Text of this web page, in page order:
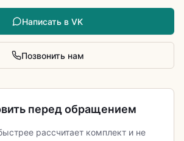
Написать в VK
Позвонить нам
перед обращением
рассчитает комплект и не